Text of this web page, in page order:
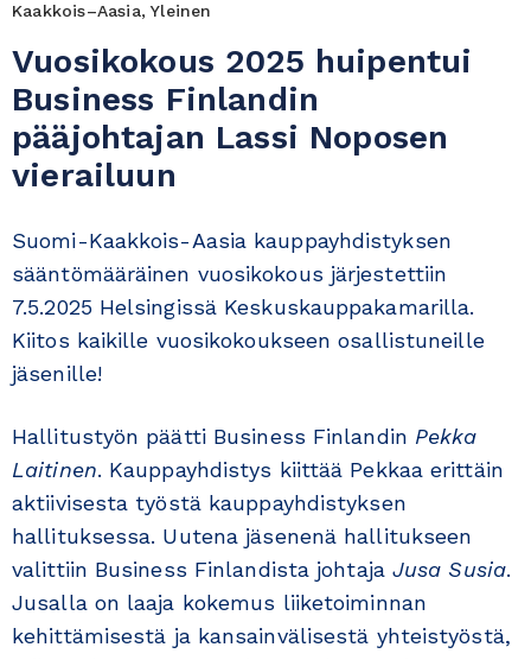
Kaakkois–Aasia, Yleinen
Vuosikokous 2025 huipentui
Business Finlandin
pääjohtajan Lassi Noposen
vierailuun
Suomi-Kaakkois-Aasia kauppayhdistyksen
sääntömääräinen vuosikokous järjestettiin
7.5.2025 Helsingissä Keskuskauppakamarilla.
Kiitos kaikille vuosikokoukseen osallistuneille
jäsenille!
Hallitustyön päätti Business Finlandin Pekka
Laitinen. Kauppayhdistys kiittää Pekkaa erittäin
aktiivisesta työstä kauppayhdistyksen
hallituksessa. Uutena jäsenenä hallitukseen
valittiin Business Finlandista johtaja Jusa Susia.
Jusalla on laaja kokemus liiketoiminnan
kehittämisestä ja kansainvälisestä yhteistyöstä,